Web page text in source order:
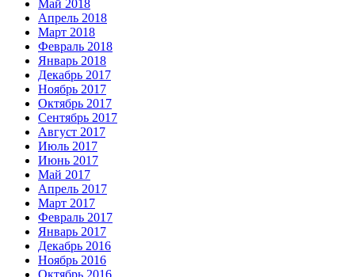
Май 2018
Апрель 2018
Март 2018
Февраль 2018
Январь 2018
Декабрь 2017
Ноябрь 2017
Октябрь 2017
Сентябрь 2017
Август 2017
Июль 2017
Июнь 2017
Май 2017
Апрель 2017
Март 2017
Февраль 2017
Январь 2017
Декабрь 2016
Ноябрь 2016
Октябрь 2016